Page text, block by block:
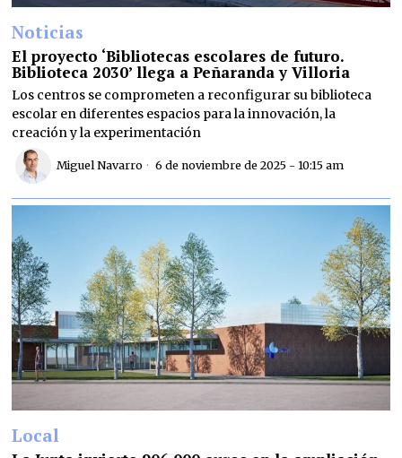
Noticias
El proyecto ‘Bibliotecas escolares de futuro.
Biblioteca 2030’ llega a Peñaranda y Villoria
Los centros se comprometen a reconfigurar su biblioteca
escolar en diferentes espacios para la innovación, la
creación y la experimentación
Miguel Navarro 6 de noviembre de 2025 - 10:15 am
Local